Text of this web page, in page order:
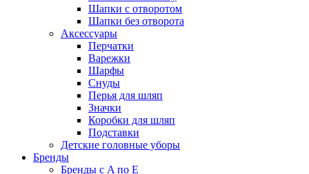
Шапки с отворотом
Шапки без отворота
Аксессуары
Перчатки
Варежки
Шарфы
Снуды
Перья для шляп
Значки
Коробки для шляп
Подставки
Детские головные уборы
Бренды
Бренды с A по E